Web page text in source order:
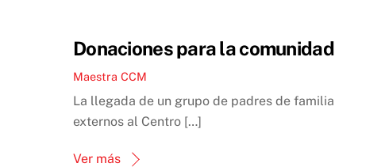
Donaciones para la comunidad
Maestra CCM
La llegada de un grupo de padres de familia
externos al Centro […]
Ver más